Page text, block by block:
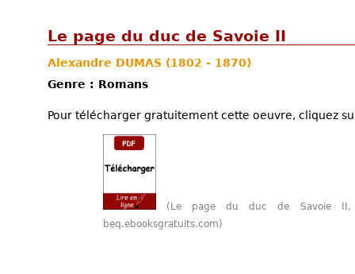
Le page du duc de Savoie II
Alexandre DUMAS (1802 - 1870)
Genre : Romans
Pour télécharger gratuitement cette oeuvre, cliquez
(Le page du duc de Savoie II,
beq.ebooksgratuits.com)